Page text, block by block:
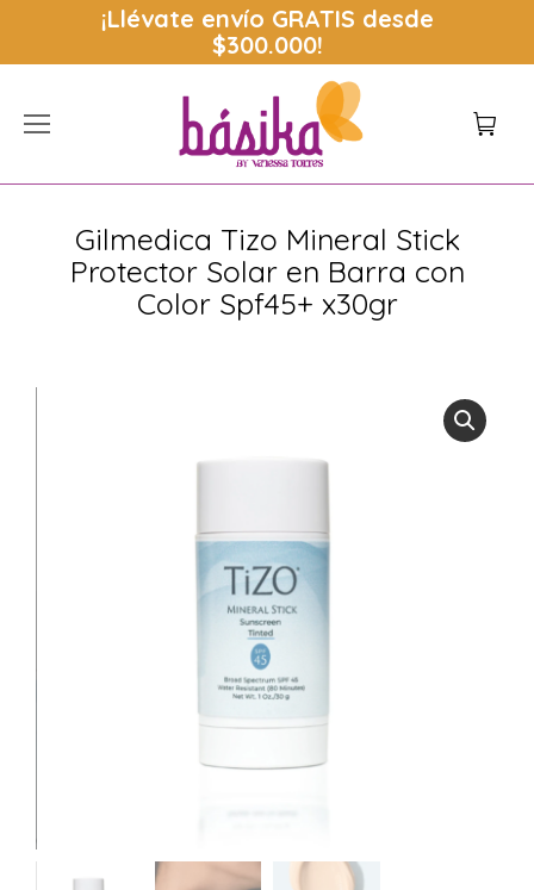
¡Llévate envío GRATIS desde
$300.000!
Gilmedica Tizo Mineral Stick
Protector Solar en Barra con
Color Spf45+ x30gr